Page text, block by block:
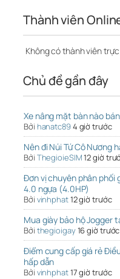
Thành viên
Không có thành viên
Chủ đề gần đây
Xe nâng mặt bàn nào
Bởi hanatc894 giờ trước
Nên đi Núi Tứ Cô Nương
Bởi ThegioieSIM12 giờ
Đơn vị chuyên phân phối
4.0 ngựa (4.0HP)
Bởi vinhphat12 giờ trước
Mua giày bảo hộ Jogger
Bởi thegioigay16 giờ trước
Điểm cung cấp giá rẻ
hấp dẫn
Bởi vinhphat17 giờ trước